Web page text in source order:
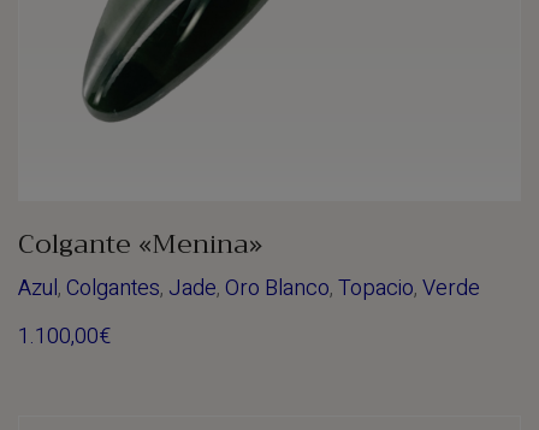
Colgante «Menina»
Azul,Colgantes, Jade,Oro Blanco,Topacio,Verde
1.100,00€